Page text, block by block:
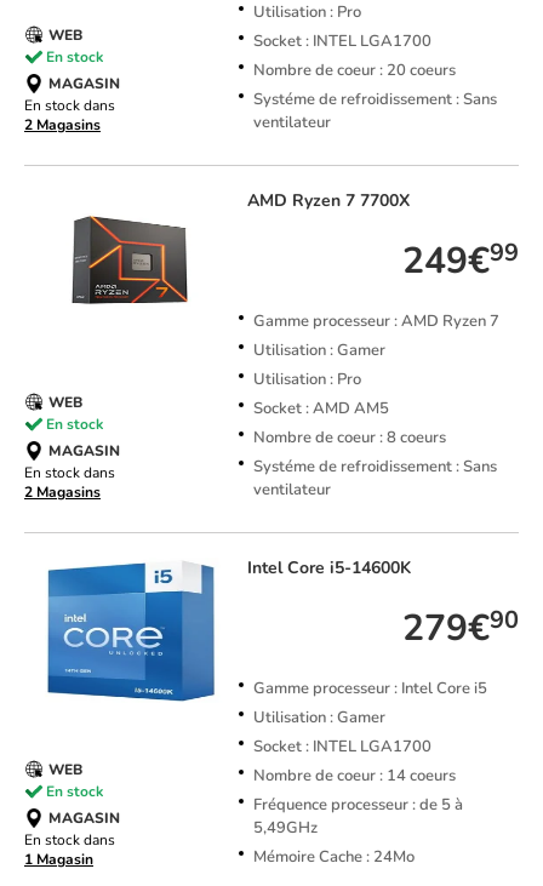
Utilisation : Pro
Socket : INTEL LGA1700
Nombre de coeur : 20 coeurs
Systéme de refroidissement : Sans
ventilateur
WEB
En stock
MAGASIN
En stock dans
2 Magasins
AMD Ryzen 7 7700X
249€99
Gamme processeur : AMD Ryzen 7
Utilisation : Gamer
Utilisation : Pro
Socket : AMD AM5
Nombre de coeur : 8 coeurs
Systéme de refroidissement : Sans
ventilateur
WEB
En stock
MAGASIN
En stock dans
2 Magasins
IntelCore i5-14600K
279€90
Gamme processeur : Intel Core i5
Utilisation : Gamer
Socket : INTEL LGA1700
Nombre de coeur : 14 coeurs
Fréquence processeur : de 5 à
5,49GHz
Mémoire Cache : 24Mo
WEB
En stock
MAGASIN
En stock dans
1 Magasin